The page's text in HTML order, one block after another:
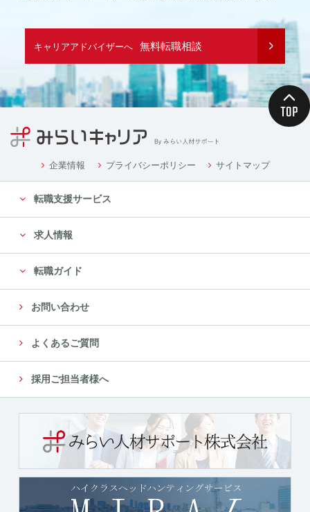
（４）募集や採用に応募頂く方の情報
（５）当社従業者の情報
・人事や労務、福利厚生などの業務連絡のため
４．個人情報の委託について
当社は、業務を円滑に進める等の理由から、業務の一
部を外部に委託する際に、個人情報を委託す
る場合があります。ただし、委託先に開示するお客様
の個人情報は、当該業務の委託に必要となる
最小限の個人情報のみとし、かつ使用範囲もその範囲
に限定します。
尚、委託先は、十分な個人情報の保護水準を満たして
いる委託先を選定し、安全管理が図られるよ
う、委託先に対する必要かつ適切な管理監督をいたし
ます。
５．個人情報の第三者への提供について
当社では、収集した個人情報を、以下のいずれかに該
当する場合を除き、いかなる第三者にも提供
または開示いたしません。
（１）法令に基づく場合
（２）人の生命、身体又は財産の保護のために必要が
ある場合であって、本人の同意を得ることが
困難であるとき
（３）公衆衛生の向上又は児童の健全な育成の推進の
ために特に必要がある場合であって、本人の
同意を得ることが困難であるとき
キャリアアドバイザーへ 無料転職相談
企業情報 プライバシーポリシー サイトマップ
転職支援サービス
求人情報
転職ガイド
お問い合わせ
よくあるご質問
採用ご担当者様へ